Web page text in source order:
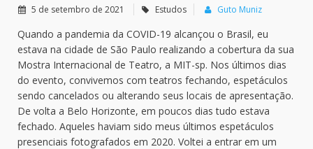
5 de setembro de 2021 Estudos Guto Muniz
Quando a pandemia da COVID-19 alcançou o Brasil, eu
estava na cidade de São Paulo realizando a cobertura da sua
Mostra Internacional de Teatro, a MIT-sp. Nos últimos dias
do evento, convivemos com teatros fechando, espetáculos
sendo cancelados ou alterando seus locais de apresentação.
De volta a Belo Horizonte, em poucos dias tudo estava
fechado. Aqueles haviam sido meus últimos espetáculos
presenciais fotografados em 2020. Voltei a entrar em um